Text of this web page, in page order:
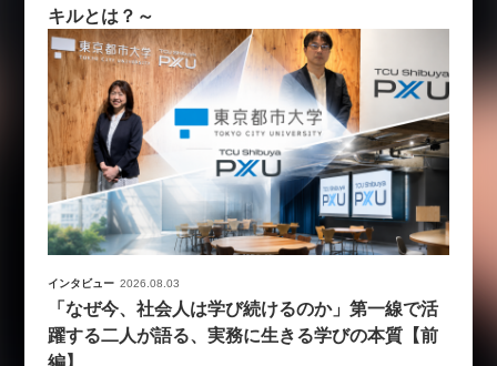
キルとは？～
インタビュー 2026.08.03
「なぜ今、社会人は学び続けるのか」第一線で活
躍する二人が語る、実務に生きる学びの本質【前
編】